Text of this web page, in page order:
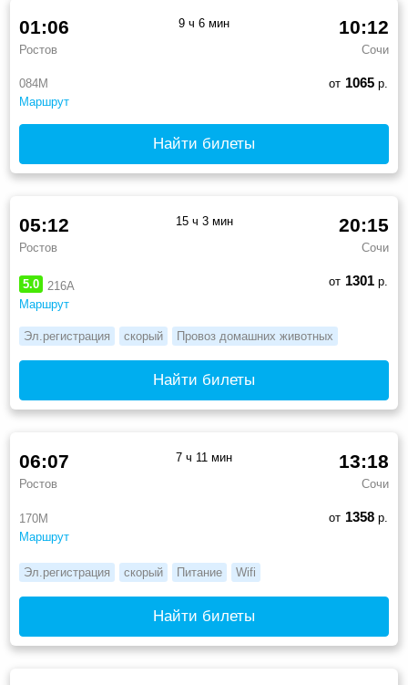
084М
Маршрут
01:06
Ростов
10:12
Сочи
9 ч 6 мин
от 1065р.
Найти билеты
5.0
216А
Маршрут
05:12
Ростов
20:15
Сочи
15 ч 3 мин
от 1301р.
Эл.регистрация скорый Провоз домашних животных
Найти билеты
170М
Маршрут
06:07
Ростов
13:18
Сочи
7 ч 11 мин
от 1358р.
Эл.регистрация скорый Питание Wifi
Найти билеты